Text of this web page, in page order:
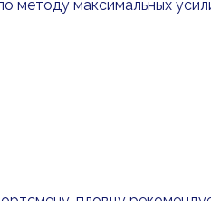
методу максимальных